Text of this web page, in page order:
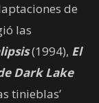
de
las
(1994), El
Dark Lake
tinieblas’